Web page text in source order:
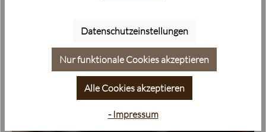
den cremiges Tiramisu oder alles rund um die
Kaffeezubereitug.
Datenschutzeinstellungen
Nur funktionale Cookies akzeptieren
Alle Cookies akzeptieren
- Impressum